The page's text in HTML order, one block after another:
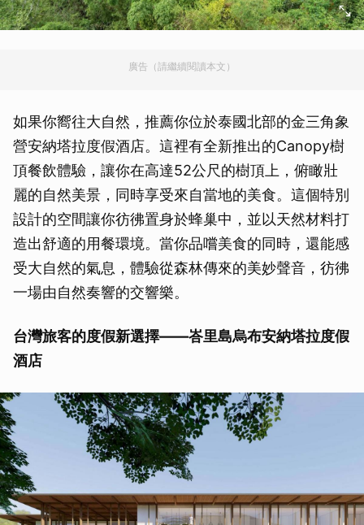
廣告（請繼續閱讀本文）
如果你嚮往大自然，推薦你位於泰國北部的金三角象
營安納塔拉度假酒店。這裡有全新推出的Canopy樹
頂餐飲體驗，讓你在高達52公尺的樹頂上，俯瞰壯
麗的自然美景，同時享受來自當地的美食。這個特別
設計的空間讓你彷彿置身於蜂巢中，並以天然材料打
造出舒適的用餐環境。當你品嚐美食的同時，還能感
受大自然的氣息，體驗從森林傳來的美妙聲音，彷彿
一場由自然奏響的交響樂。
台灣旅客的度假新選擇——峇里島烏布安納塔拉度假
酒店